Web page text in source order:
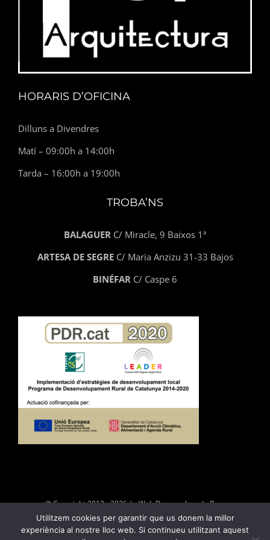
HORARIS D’OFICINA
Dilluns a Divendres
Matí – 09:00h a 14:00h
Tarda – 16:00h a 19:00h
TROBA’NS
BALAGUER C/ Miracle, 9 Baixos 1ª
ARTESA DE SEGREC/ Maria Anzizu 31-33 Bajos
BINÉFAR C/ Caspe 6
© Copyright 2012 -2026 | Web Desenvolupada Per
|
Política de privacitat|
Política de
Utilitzem cookies per garantir que us donem la millor
experiència al nostre lloc web. Si continueu utilitzant aquest